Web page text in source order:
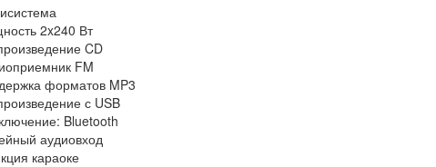
2x240 Вт
CD
FM
форматов MP3
с USB
Bluetooth
аудиовход
караоке